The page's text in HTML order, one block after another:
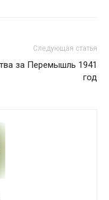
Следующая статья
за Перемышль 1941
год